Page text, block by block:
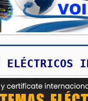
ELÉCTRICOS